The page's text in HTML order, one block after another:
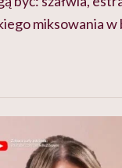
miksowania